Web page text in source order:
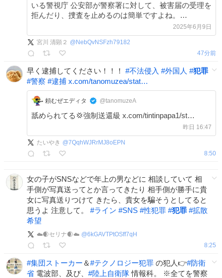
いる警視庁 公安部が警察署に対して、被害届の受理を
拒んだり、捜査を止めるのは簡単ですよね。
2025年6月9日
宮川 清顕２ @ NebQvNSFzh79182
47分前
早く逮捕してください！！！ #不法侵入 #外国人 #犯罪
#警察 #逮捕 x.com/tanomuzea/stat…
頼むぜエディタ @tanomuzeA
舐められてる💢強制送還級 x.com/tintinpapa1/st…
昨日 16:47
たいやき @7QqhWJRrMJ8oEPN
8:50
女の子がSNSなどで年上の男などに 相談していて 相
手側が写真送ってとか言ってきたり 相手側が勝手に貴
女に写真送りつけて きたら、貴女を騙そうとしてると
思うよ 注意して。 #ライン #SNS #性犯罪 #犯罪 #拡散
希望
☁️🌒セリナ🌒☁️ @6kGAVTPtOSff7qH
8:25
#集団ストーカー ＆#テクノロジー犯罪 の犯人👉#防衛
省 電波部、及び、 #陸上自衛隊情報科。 ※全てを警察